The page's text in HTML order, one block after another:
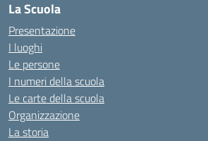
La Scuola
Presentazione
I luoghi
Le persone
I numeri della scuola
Le carte della scuola
Organizzazione
La storia